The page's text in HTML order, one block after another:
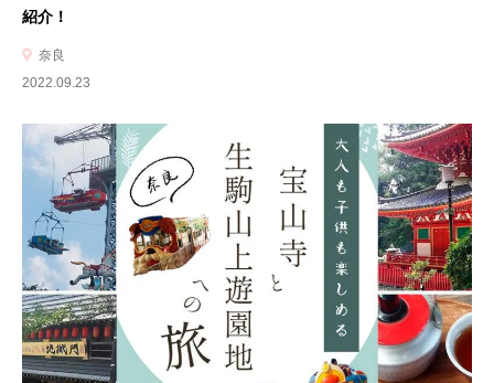
紹介！
奈良
2022.09.23